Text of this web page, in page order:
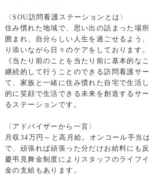
〈SOU訪問看護ステーションとは〉
住み慣れた地域で、思い出の詰まった場
囲まれ、自分らしい人生を過ごせるよう
り添いながら日々のケアをしております。
《当たり前のことを当たり前に基本的な
継続的して行うことのできる訪問看護サ
て、家族と一緒に住み慣れた自宅で生活
的に笑顔で生活できる未来を創造するサ
るステーションです。
〈アドバイザーから一言〉
月収34万円～と高月給。オンコール手当
で、頑張れば頑張った分だけお給料にも
慶弔見舞金制度によりスタッフのライフ
金の支給もあります。